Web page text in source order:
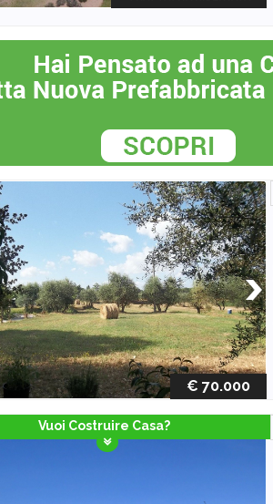
€ 70.000
Vuoi Costruire Casa?